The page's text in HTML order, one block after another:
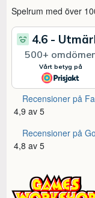
Spelrum med över
Recensioner på
4,9 av 5
Recensioner på
4,8 av 5